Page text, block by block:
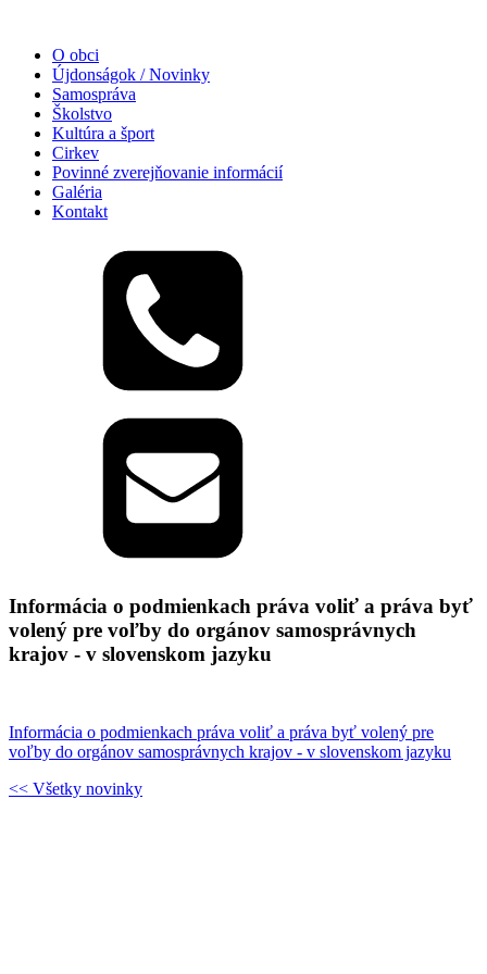
O obci
Újdonságok / Novinky
Samospráva
Školstvo
Kultúra a šport
Cirkev
Povinné zverejňovanie informácií
Galéria
Kontakt
Informácia o podmienkach práva voliť a práva byť
volený pre voľby do orgánov samosprávnych
krajov - v slovenskom jazyku
Informácia o podmienkach práva voliť a práva byť volený pre
voľby do orgánov samosprávnych krajov - v slovenskom jazyku
<< Všetky novinky